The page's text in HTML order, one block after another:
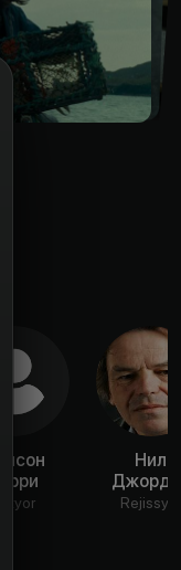
Бэрри
Aktyor
Нил
Rejissyor